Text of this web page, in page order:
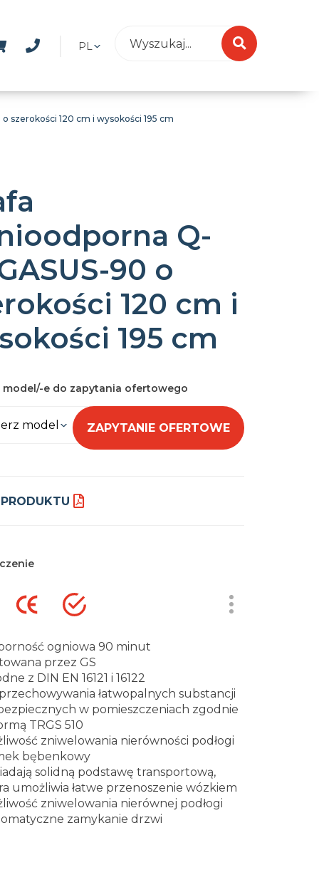
PL
szerokości 120 cm i wysokości 195 cm
Q-
90 o
120 cm i
195 cm
model/-e do zapytania ofertowego
model ZAPYTANIE OFERTOWE
ogniowa 90 minut
przez GS
z DIN EN 16121 i 16122
łatwopalnych substancji
w pomieszczeniach zgodnie
TRGS 510
zniwelowania nierówności podłogi
bębenkowy
solidną podstawę transportową,
umożliwia łatwe przenoszenie wózkiem
zniwelowania nierównej podłogi
zamykanie drzwi